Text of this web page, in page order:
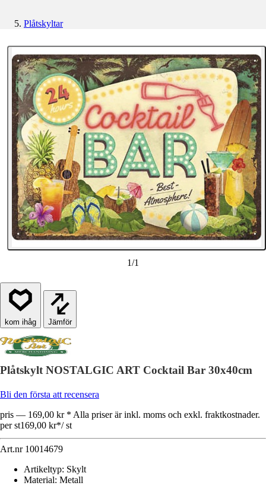
Plåtskyltar
1/1
Jämför
Plåtskylt NOSTALGIC ART Cocktail Bar 30x40cm
Bli den första att recensera
pris — 169,00 kr * Alla priser är inkl. moms och exkl. fraktkostnader.
per st169,00 kr*/ st
Art.nr 10014679
Artikeltyp: Skylt
Material: Metall